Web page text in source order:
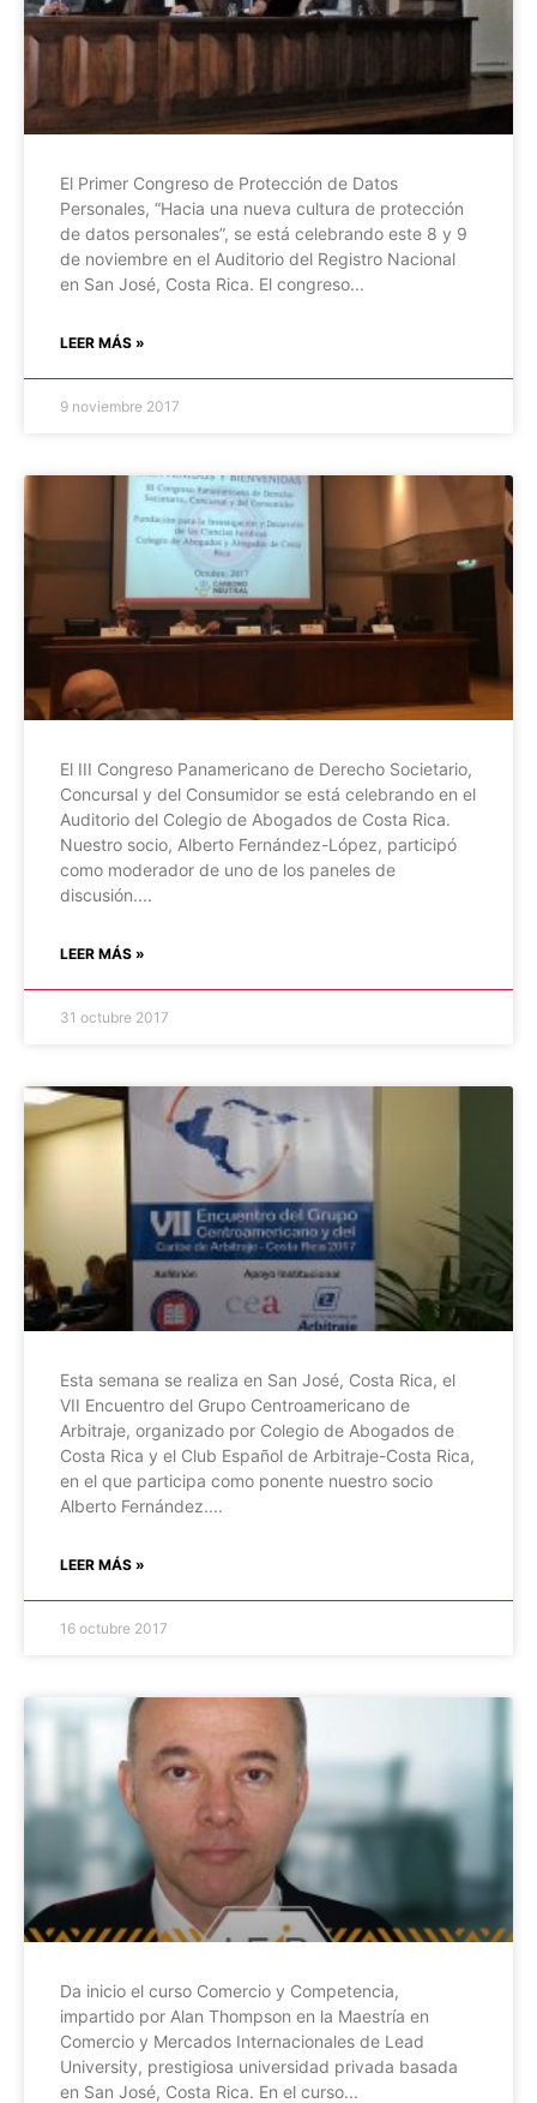
El Primer Congreso de Protección de Datos
Personales, “Hacia una nueva cultura de protección
de datos personales”, se está celebrando este 8 y 9
de noviembre en el Auditorio del Registro Nacional
en San José, Costa Rica. El congreso
LEER MÁS »
9 noviembre 2017
El III Congreso Panamericano de Derecho Societario,
Concursal y del Consumidor se está celebrando en el
Auditorio del Colegio de Abogados de Costa Rica.
Nuestro socio, Alberto Fernández-López, participó
como moderador de uno de los paneles de
discusión.
LEER MÁS »
31 octubre 2017
Esta semana se realiza en San José, Costa Rica, el
VII Encuentro del Grupo Centroamericano de
Arbitraje, organizado por Colegio de Abogados de
Costa Rica y el Club Español de Arbitraje-Costa Rica,
en el que participa como ponente nuestro socio
Alberto Fernández.
LEER MÁS »
16 octubre 2017
Da inicio el curso Comercio y Competencia,
impartido por Alan Thompson en la Maestría en
Comercio y Mercados Internacionales de Lead
University, prestigiosa universidad privada basada
en San José, Costa Rica. En el curso